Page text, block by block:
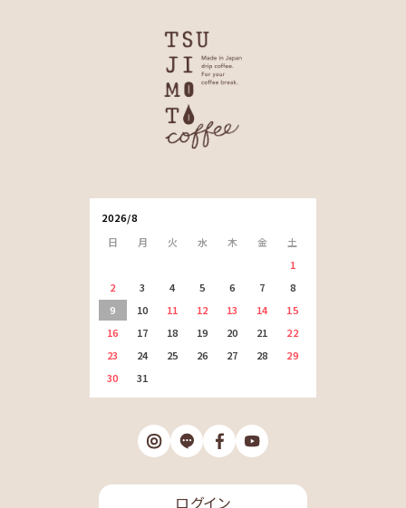
2026/8
日
月 火 水 木 金
土
1
2
3 4 5 6 7
8
9
10 11 12 13 14
15
16
17 18 19 20 21
22
23
24 25 26 27 28
29
30
31
ログイン